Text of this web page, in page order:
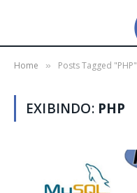
Home » Posts Tagged "PHP"
EXIBINDO: PHP